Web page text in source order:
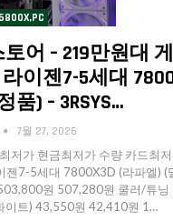
어 – 219만원대
라이젠7-5세대
품) – 3RSYS…
7월 27, 2026
저가 현금최저가 수량 카드최
젠7-5세대 7800X3D (라파엘) (
원 507,280원 쿨러/튜닝
이트) 43,550원 42,410원 1…